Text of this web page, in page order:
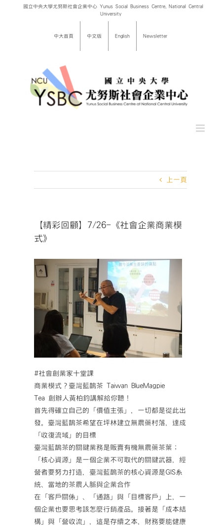
國立中央大學尤努斯社會企業中心 Yunus Social Business Centre, National Central
University
中大首頁 中文版 English Newsletter
上一頁
【精彩回顧】7/26-《社會企業商業模
式》
#社會創業家十堂課
商業模式？臺灣藍鵲茶 Taiwan BlueMagpie
Tea 創辦人黃柏鈞講解給你聽！
首先得確立自己的「價值主張」，一切都是從此出
發。臺灣藍鵲茶希望在坪林建立無農藥村落，達成
「收復流域」的目標
臺灣藍鵲茶的關鍵業務是販賣有機無農藥茶葉；
「核心資源」是一個企業不可取代的關鍵武器，經
營者要努力打造，臺灣藍鵲茶的核心資源是GIS系
統、當地的茶農人脈與企業合作
在「客戶關係」、「通路」與「目標客戶」上，一
個企業也要思考該怎麼行銷產品。接著是「成本結
構」與「營收流」，這是存續之本，財務要能健康